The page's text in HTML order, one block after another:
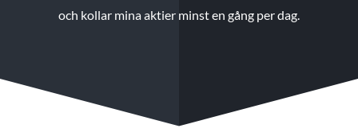
och kollar mina aktier minst en gång per dag.